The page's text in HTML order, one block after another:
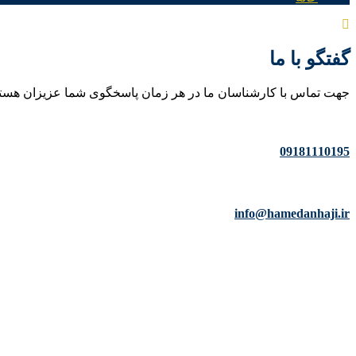
گفتگو با ما
جهت تماس با کارشناسان ما در هر زمان پاسخگوی شما عزیزان
09181110195
info@hamedanhaji.ir